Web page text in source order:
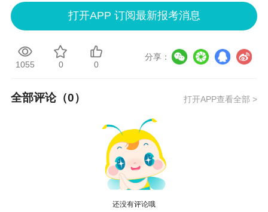
（1）根据资料（1），指出甲公司预算管理会议
要求中体现了哪些预算控制方式。
（2）根据资料（2），指出甲公司的做法是否恰
查看答案解析
报考高级会计师考试的学员一定要提前准备高级
会计师评审申报相关事宜！为了高分通过高级会
计实务考试，也为了在高会评审中占据优势，你
打开APP 订阅最新报考消息
1055 0 0
分享：
全部评论（0） 打开APP查看全部 >
还没有评论哦